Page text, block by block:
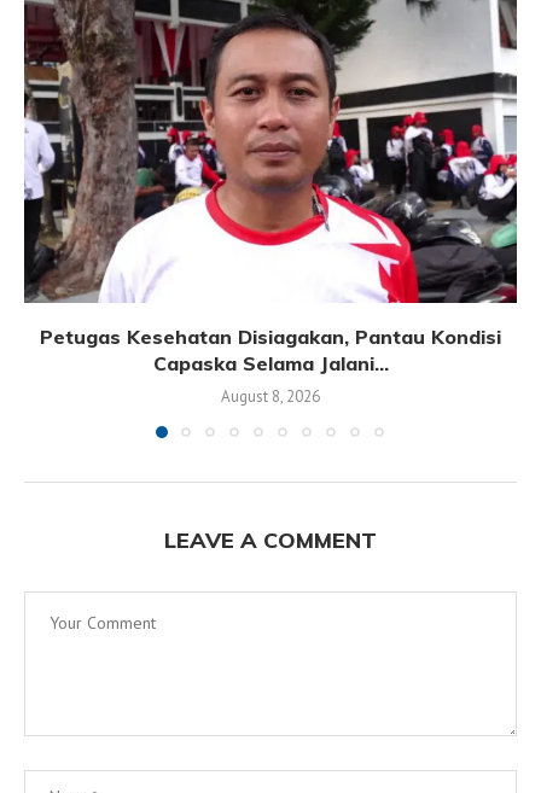
Petugas Kesehatan Disiagakan, Pantau Kondisi
Capaska Selama Jalani...
August 8, 2026
LEAVE A COMMENT